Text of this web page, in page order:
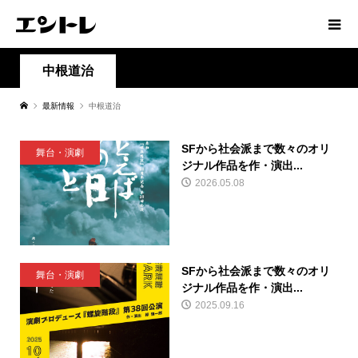
中根道治
最新情報 中根道治
舞台・演劇
SFから社会派まで数々のオリ
ジナル作品を作・演出...
2026.05.08
舞台・演劇
SFから社会派まで数々のオリ
ジナル作品を作・演出...
2025.09.16